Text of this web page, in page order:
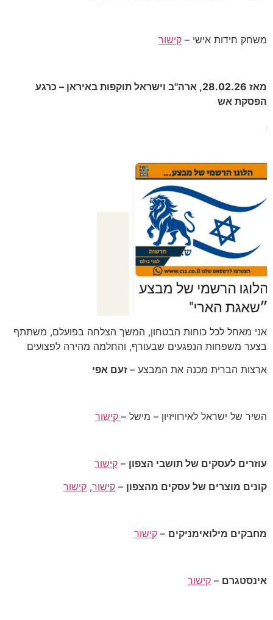
משחק חידות אישי – קישור
מאז 28.02.26, ארה"ב וישראל תוקפות באיראן – כרגע
הפסקת אש
אני מאחל לכל כוחות הבטחון, המשך הצלחה בפועלם, משתתף
בצער משפחות הנפגעים שבעורף, והחלמה מהירה לפצועים
ארצות הברית מכנה את המבצע – זעם אפי
השיר של ישראל לאירוויזיון – מישל – קישור
עוזרים לעסקים של תושבי הצפון – קישור
קונים מוצרים של עסקים מהצפון – קישור, קישור
מחבקים מילואימניקים – קישור
אינסטגרם – קישור